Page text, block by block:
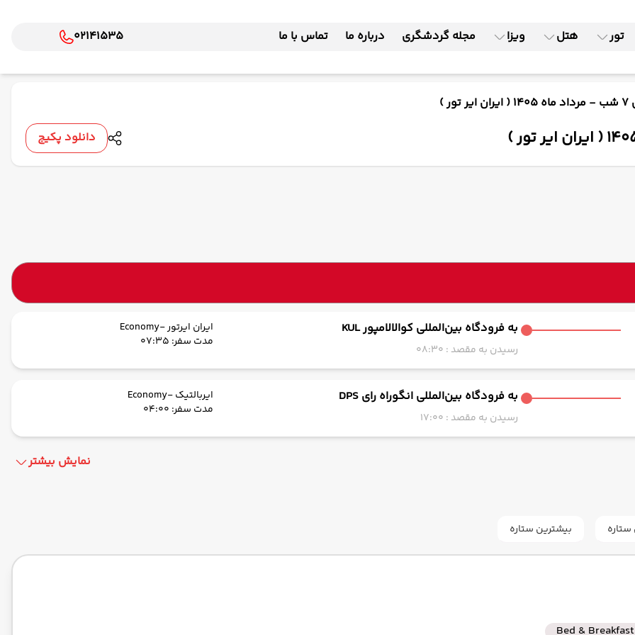
تور هتل ویزا مجله گردشگری درباره ما تماس با ما 02141535
)
دانلود پکیج
به فرودگاه بین‌المللی کوالالامپور KUL
رسیدن به مقصد : 08:30
ایران ایرتور -Economy
مدت سفر: 07:35
به فرودگاه بین‌المللی انگوراه رای DPS
رسیدن به مقصد : 17:00
ایربالتیک -Economy
مدت سفر: 04:00
به فرودگاه بین‌المللی امام خمینی IKA
رسیدن به مقصد : 02:00
نمایش بیشتر
بیشترین ستاره
Bed & Breakfast